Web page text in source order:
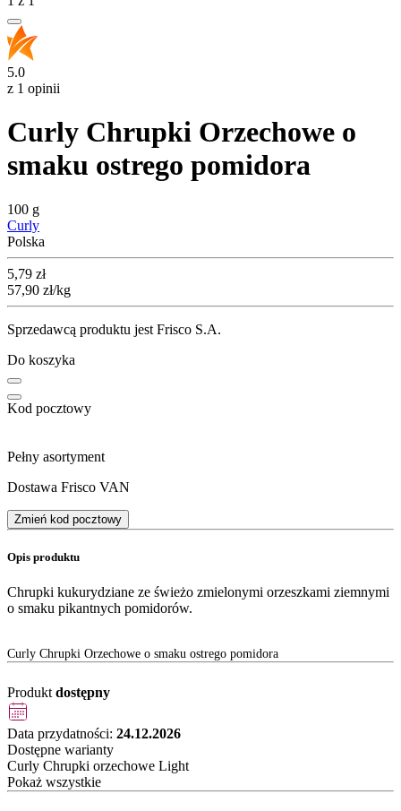
5.0
z 1 opinii
Curly Chrupki Orzechowe o
smaku ostrego pomidora
100 g
Curly
Polska
Cena
5,79 zł
57,90 zł/kg
Sprzedawcą produktu jest Frisco S.A.
Do koszyka
Kod pocztowy
Pełny asortyment
Dostawa Frisco VAN
Zmień kod pocztowy
Opis produktu
Chrupki kukurydziane ze świeżo zmielonymi orzeszkami ziemnymi
o smaku pikantnych pomidorów.
Curly Chrupki Orzechowe o smaku ostrego pomidora
Produkt dostępny
Data przydatności: 24.12.2026
Dostępne warianty
Curly Chrupki orzechowe Light
Pokaż wszystkie